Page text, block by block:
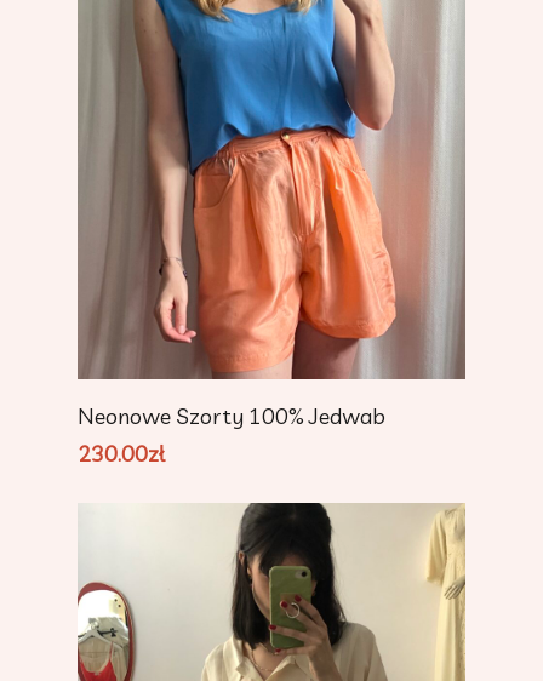
Add To Cart
Neonowe Szorty 100% Jedwab
230.00zł